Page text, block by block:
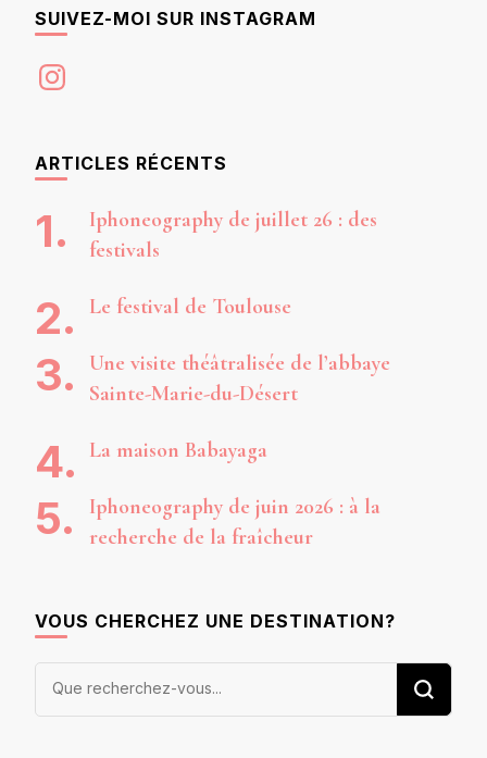
SUIVEZ-MOI SUR INSTAGRAM
Instagram
ARTICLES RÉCENTS
Iphoneography de juillet 26 : des
festivals
Le festival de Toulouse
Une visite théâtralisée de l’abbaye
Sainte-Marie-du-Désert
La maison Babayaga
Iphoneography de juin 2026 : à la
recherche de la fraîcheur
VOUS CHERCHEZ UNE DESTINATION?
Vous